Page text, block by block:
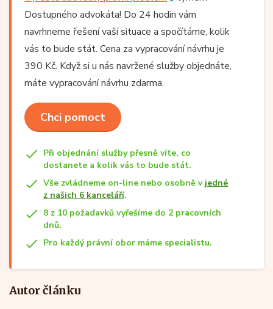
Dostupného advokáta! Do 24 hodin vám
navrhneme řešení vaší situace a spočítáme, kolik
vás to bude stát. Cena za vypracování návrhu je
390 Kč. Když si u nás navržené služby objednáte,
máte vypracování návrhu zdarma.
Chci pomoct
Při objednání služby přesně víte, co
dostanete a kolik vás to bude stát.
Vše zvládneme on-line nebo osobně v jedné
z našich 6 kanceláří.
8 z 10 požadavků vyřešíme do 2 pracovních
dnů.
Pro každý právní obor máme specialistu.
Autor článku